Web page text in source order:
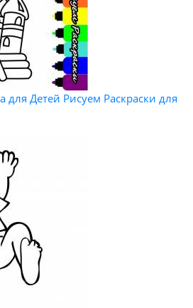
для Детей Рисуем Раскраски для